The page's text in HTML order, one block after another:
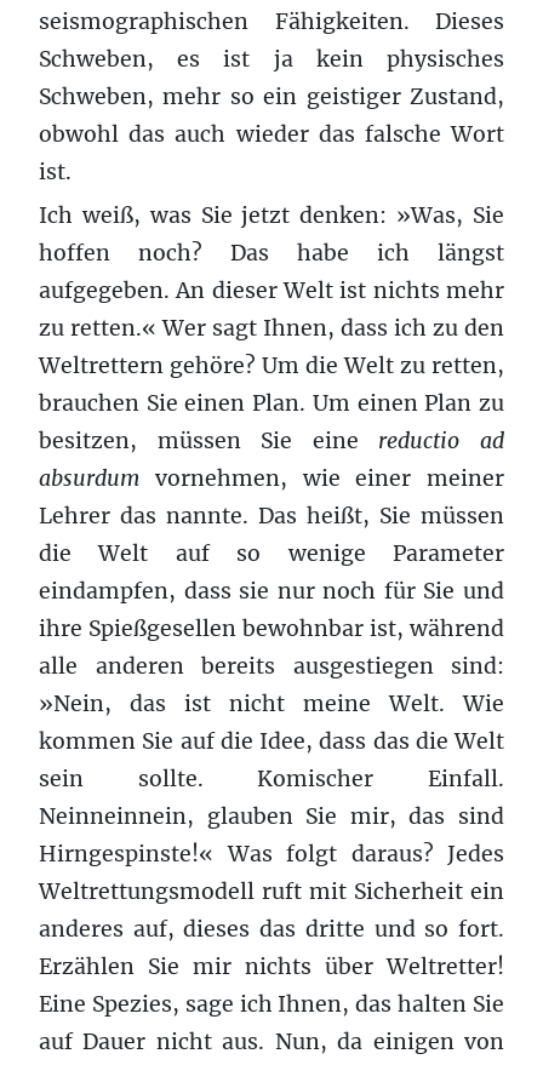
seismographischen Fähigkeiten. Dieses
Schweben, es ist ja kein physisches
Schweben, mehr so ein geistiger Zustand,
obwohl das auch wieder das falsche Wort
ist.
Ich weiß, was Sie jetzt denken: »Was, Sie
hoffen noch? Das habe ich längst
aufgegeben. An dieser Welt ist nichts mehr
zu retten.« Wer sagt Ihnen, dass ich zu den
Weltrettern gehöre? Um die Welt zu retten,
brauchen Sie einen Plan. Um einen Plan zu
besitzen, müssen Sie eine reductio ad
absurdum vornehmen, wie einer meiner
Lehrer das nannte. Das heißt, Sie müssen
die Welt auf so wenige Parameter
eindampfen, dass sie nur noch für Sie und
ihre Spießgesellen bewohnbar ist, während
alle anderen bereits ausgestiegen sind:
»Nein, das ist nicht meine Welt. Wie
kommen Sie auf die Idee, dass das die Welt
sein sollte. Komischer Einfall.
Neinneinnein, glauben Sie mir, das sind
Hirngespinste!« Was folgt daraus? Jedes
Weltrettungsmodell ruft mit Sicherheit ein
anderes auf, dieses das dritte und so fort.
Erzählen Sie mir nichts über Weltretter!
Eine Spezies, sage ich Ihnen, das halten Sie
auf Dauer nicht aus. Nun, da einigen von